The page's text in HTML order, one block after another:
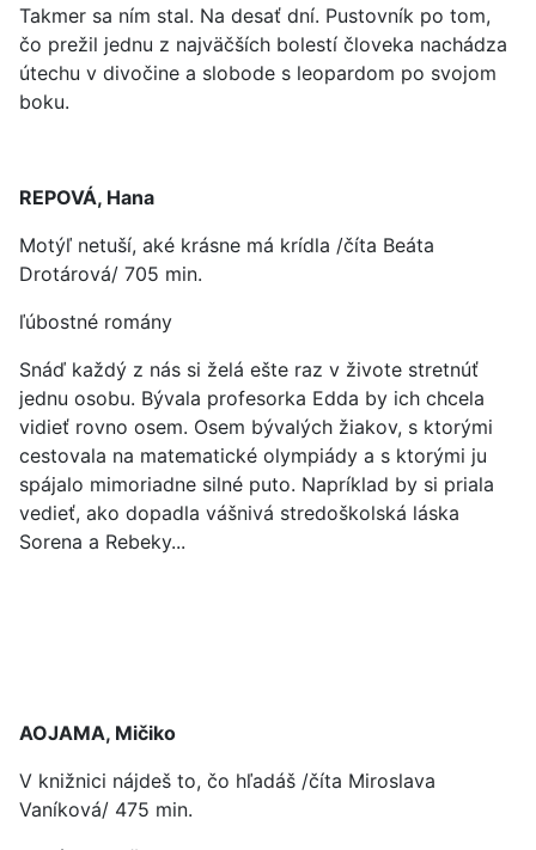
Takmer sa ním stal. Na desať dní. Pustovník po tom,
čo prežil jednu z najväčších bolestí človeka nachádza
útechu v divočine a slobode s leopardom po svojom
boku.
REPOVÁ, Hana
Motýľ netuší, aké krásne má krídla /číta Beáta
Drotárová/ 705 min.
ľúbostné romány
Snáď každý z nás si želá ešte raz v živote stretnúť
jednu osobu. Bývala profesorka Edda by ich chcela
vidieť rovno osem. Osem bývalých žiakov, s ktorými
cestovala na matematické olympiády a s ktorými ju
spájalo mimoriadne silné puto. Napríklad by si priala
vedieť, ako dopadla vášnivá stredoškolská láska
Sorena a Rebeky...
AOJAMA, Mičiko
V knižnici nájdeš to, čo hľadáš /číta Miroslava
Vaníková/ 475 min.